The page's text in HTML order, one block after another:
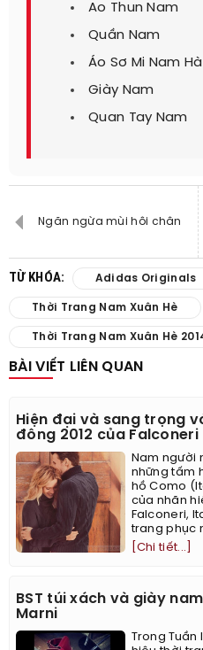
Ao Thun Nam
Quần Nam
Áo Sơ Mi Nam
Giày Nam
Quan Tay Nam
Ngăn ngừa mùi hôi chân
TỪ KHÓA: Adidas Originals
Thời Trang Nam Xuân Hè
Thời Trang Nam Xuân Hè
BÀI VIẾT LIÊN QUAN
Hiện đại và sang trọng
đông 2012 của Falconeri
Nam người
những tấm
hồ Como
của nhãn
Falconeri,
trang phục
[Chi tiết...]
BST túi xách và giày
Marni
Trong